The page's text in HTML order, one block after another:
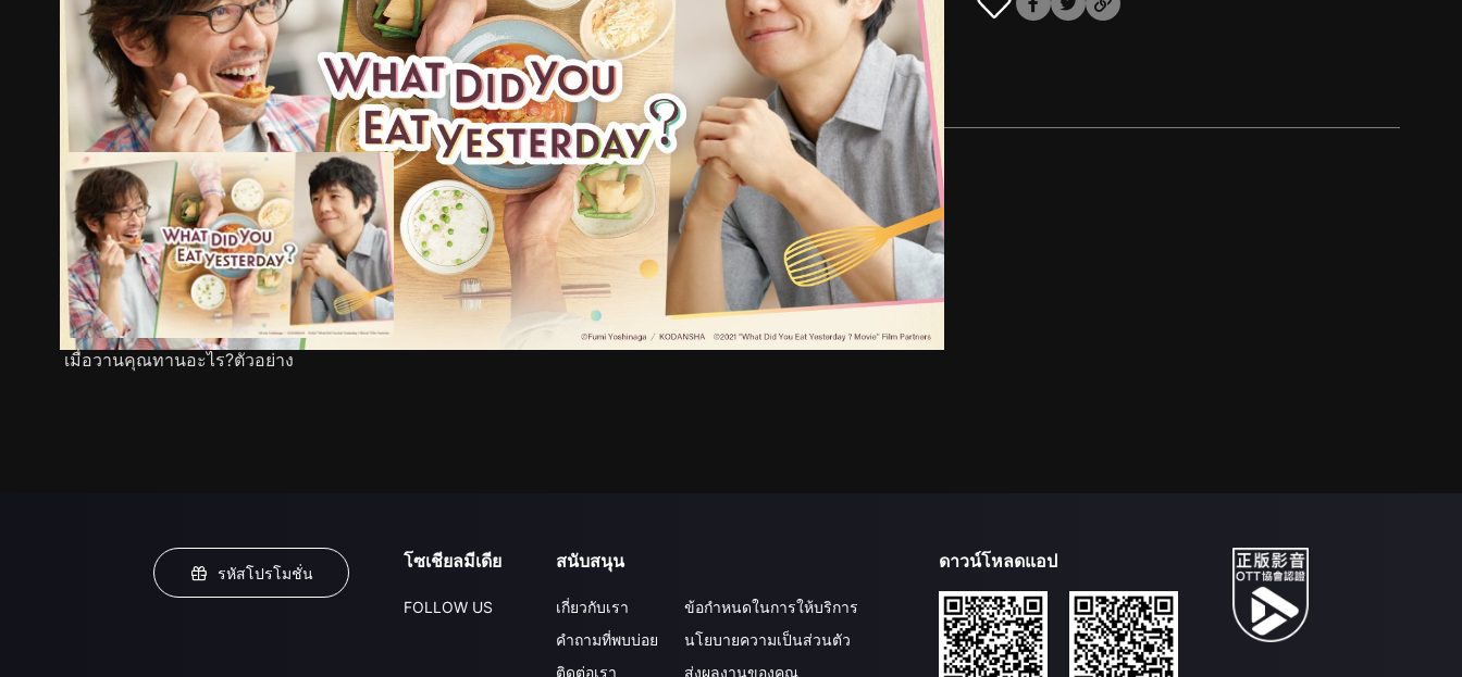
ตัวอย่าง ภาพนิ่ง เนื้อหาที่แนะนำ รายละเอียด
เมื่อวานคุณทานอะไร?ตัวอย่าง
รหัสโปรโมชั่น
โซเชียลมีเดีย
FOLLOW US
สนับสนุน
เกี่ยวกับเรา
คำถามที่พบบ่อย
ติดต่อเรา
ข้อกำหนดในการให้บริการ
นโยบายความเป็นส่วนตัว
ส่งผลงานของคุณ
ดาวน์โหลดแอป